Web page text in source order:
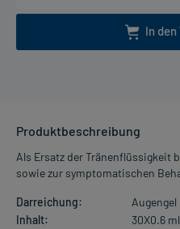
In
Produktbeschreibung
Als Ersatz der Tränenflüssigkeit
sowie zur symptomatischen
Darreichung:
Augengel
Inhalt:
30X0.6 ml